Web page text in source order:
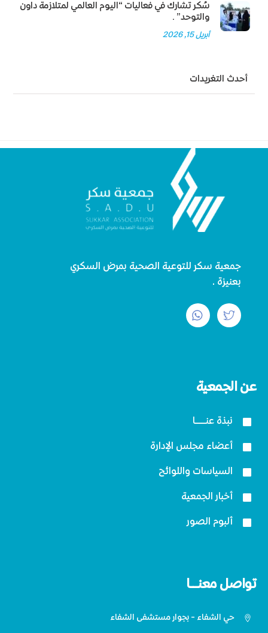
سُكر تشارك في فعاليات “اليوم العالمي لمتلازمة داون
والتوحد”.
أبريل 15, 2026
أحدث التغريدات
جمعية سكر للتوعية الصحية بمرض السكري
بعنيزة.
عن الجمعية
نبذة عنــــــا
أعضاء مجلس الإدارة
السياسات واللوائح
أخبار الجمعية
ألبوم الصور
تواصل معنـــا
حي الشفاء - بجوار مستشفى الشفاء